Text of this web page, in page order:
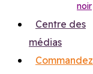
noir
Centre des
médias
Commandez